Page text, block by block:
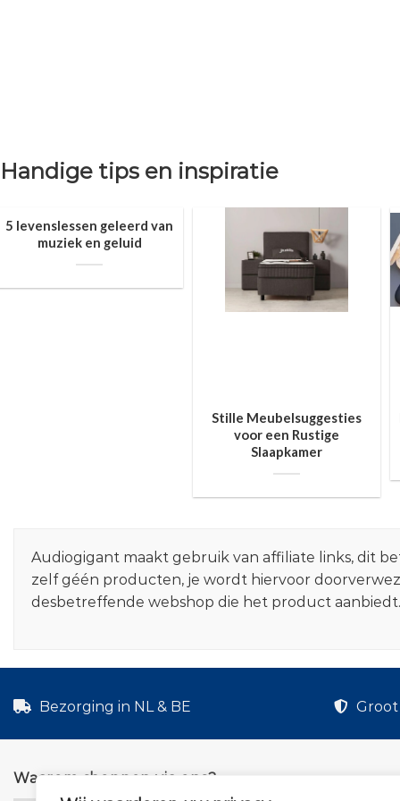
Handige tips en inspiratie
5 levenslessen geleerd van
muziek en geluid
Stille Meubelsuggesties
voor een Rustige
Slaapkamer
Audiogigant maakt gebruik van affiliate links, dit
zelf géén producten, je wordt hiervoor
desbetreffende webshop die het product aanbiedt.
Bezorging in NL & BE
Waarom shoppen via ons?